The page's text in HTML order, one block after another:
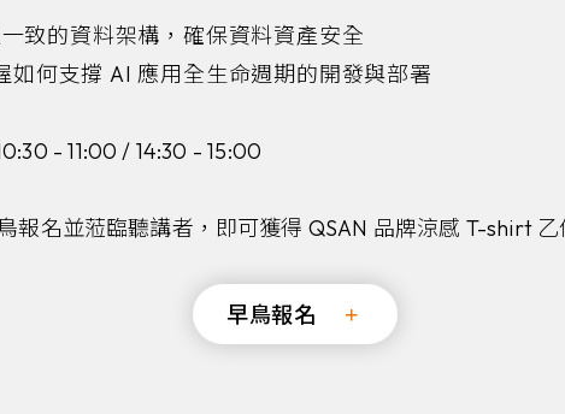
致的資料架構，確保資料資產安全
如何支撐 AI 應用全生命週期的開發與部署
- 11:00 / 14:30 - 15:00
報名並蒞臨聽講者，即可獲得 QSAN 品牌涼感 T-shirt 乙
早鳥報名